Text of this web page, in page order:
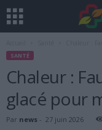
SANTÉ
Chaleur :
glacé pour
Par news - 27 juin 2026